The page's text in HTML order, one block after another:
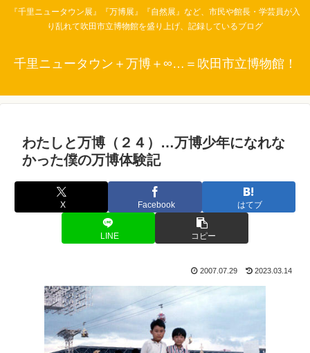
『千里ニュータウン展』『万博展』『自然展』など、市民や館長・学芸員が入
り乱れて吹田市立博物館を盛り上げ、記録しているブログ
千里ニュータウン＋万博＋∞…＝吹田市立博物館！
わたしと万博（２４）…万博少年になれな
かった僕の万博体験記
X Facebook はてブ
LINE コピー
2007.07.29 2023.03.14